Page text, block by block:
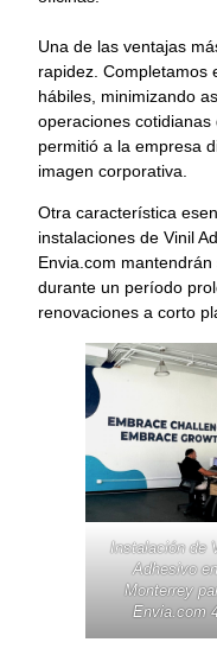
Una de las ventajas
rapidez. Completamos
hábiles, minimizando
operaciones cotidianas
permitió a la empresa
imagen corporativa.
Otra característica
instalaciones de Vinil
Envia.com
durante un período
renovaciones a corto
Instalación de
Adhesivo
Monterrey
Envia.com